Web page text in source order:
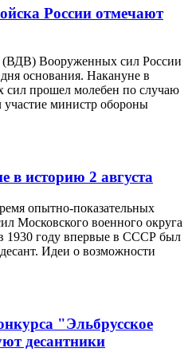
России отмечают
(ВДВ) Вооруженных сил России
основания. Накануне в
прошел молебен по случаю
участие министр обороны
в историю 2 августа
опытно-показательных
Московского военного округа
1930 году впервые в СССР был
Идеи о возможности
"Эльбрусское
десантники